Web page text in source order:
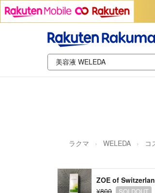
ラクマ WELEDA コ
ZOE of
¥800
SOLDOUT